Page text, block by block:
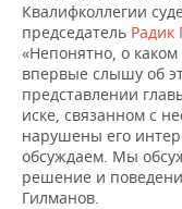
Квалифколлегии
председатель Радик
«Непонятно, о
впервые слышу об
представлении
иске, связанном с
нарушены его
обсуждаем. Мы
решение и
Гилманов.